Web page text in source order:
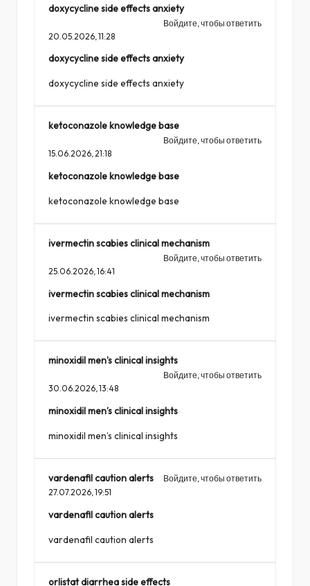
doxycycline side effects anxiety
Войдите, чтобы ответить
20.05.2026, 11:28
doxycycline side effects anxiety
doxycycline side effects anxiety
ketoconazole knowledge base
Войдите, чтобы ответить
15.06.2026,21:18
ketoconazole knowledge base
ketoconazole knowledge base
ivermectin scabies clinical mechanism
Войдите, чтобы ответить
25.06.2026, 16:41
ivermectin scabies clinical mechanism
ivermectin scabies clinical mechanism
minoxidil men’s clinical insights
Войдите, чтобы ответить
30.06.2026,13:48
minoxidil men’s clinical insights
minoxidil men’s clinical insights
vardenafil caution alerts
Войдите, чтобы ответить
27.07.2026,19:51
vardenafil caution alerts
vardenafil caution alerts
orlistat diarrhea side effects